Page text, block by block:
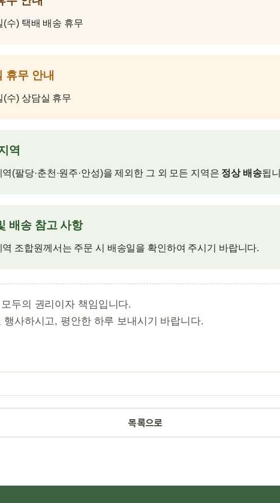
(수) 택배 배송 휴무
휴무 안내
(수) 상담실 휴무
역
역(팔당·춘천·원주·안성)을 제외한 그 외 모든 지역은 정상 배송됩
배송 참고 사항
역 조합원께서는 주문 시 배송일을 확인하여 주시기 바랍니다.
두의 권리이자 책임입니다.
행사하시고, 평안한 하루 보내시기 바랍니다.
목록으로